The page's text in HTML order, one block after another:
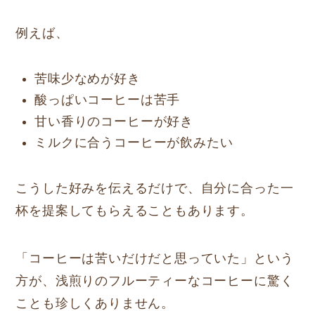
例えば、
苦味少なめが好き
酸っぱいコーヒーは苦手
甘い香りのコーヒーが好き
ミルクに合うコーヒーが飲みたい
こうした好みを伝えるだけで、自分に合った一
杯を提案してもらえることもあります。
「コーヒーは苦いだけだと思っていた」という
方が、浅煎りのフルーティーなコーヒーに驚く
ことも珍しくありません。